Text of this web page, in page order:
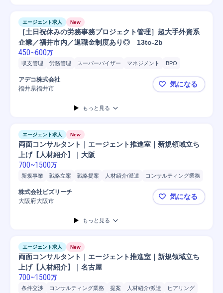
エージェント求人 New
［土日祝休みの労務事務プロジェクト管理］超大手外資系
企業／福井市内／退職金制度あり◎ 13to-2b
450~600万
収支管理 労務管理 スーパーバイザー マネジメント
BPO
マニュアル作成
クライアント折衝
店舗運営
リーダー
アデコ株式会社
福井県福井市
［土日祝休
気になる
もっと見る
エージェント求人 New
両面コンサルタント｜エージェント推進室｜新規領域立ち
上げ【人材紹介】｜大阪
700~1500万
新規事業 戦略立案 戦略提案 人材紹介/派遣
コンサルティング業務
条件交渉
採用面接
採用戦略立案
面接/選考設計
採用コスト 面接数 KPI策定
株式会社ビズリーチ
大阪府大阪市
両面コンサ
気になる
もっと見る
エージェント求人 New
両面コンサルタント｜エージェント推進室｜新規領域立ち
上げ【人材紹介】｜名古屋
700~1500万
条件交渉 コンサルティング業務 提案 人材紹介/派遣
ヒアリング